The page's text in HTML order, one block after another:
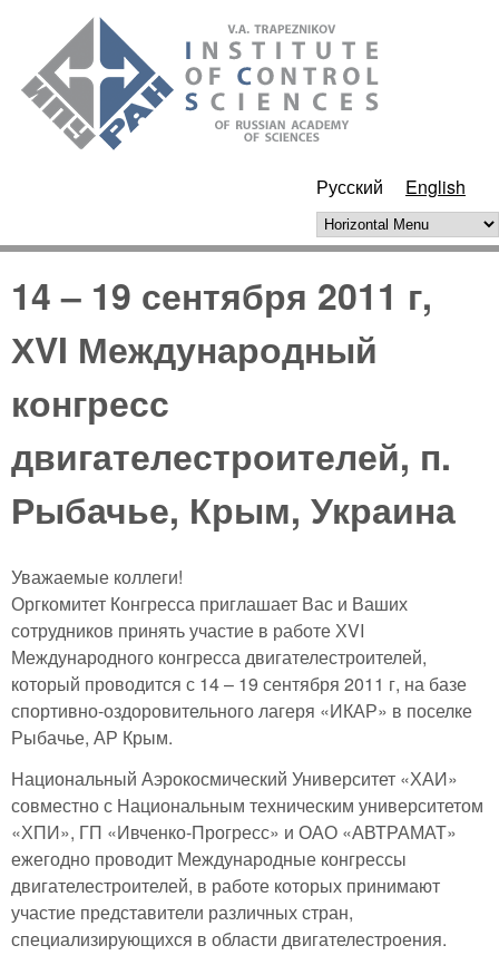
ИПУ
РАН
Русский English
Horizontal Menu
14 – 19 сентября 2011 г,
ХVI Международный
конгресс
двигателестроителей, п.
Рыбачье, Крым, Украина
Уважаемые коллеги!
Оргкомитет Конгресса приглашает Вас и Ваших
сотрудников принять участие в работе ХVI
Международного конгресса двигателестроителей,
который проводится с 14 – 19 сентября 2011 г, на базе
спортивно-оздоровительного лагеря «ИКАР» в поселке
Рыбачье, АР Крым.
Национальный Аэрокосмический Университет «ХАИ»
совместно с Национальным техническим университетом
«ХПИ», ГП «Ивченко-Прогресс» и ОАО «АВТРАМАТ»
ежегодно проводит Международные конгрессы
двигателестроителей, в работе которых принимают
участие представители различных стран,
специализирующихся в области двигателестроения.